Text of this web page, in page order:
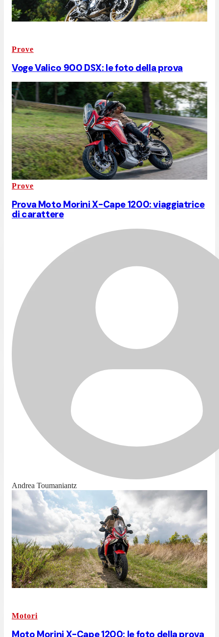
Prove
Voge Valico 900 DSX: le foto della prova
Prove
Prova Moto Morini X-Cape 1200: viaggiatrice
di carattere
Andrea Toumaniantz
Motori
Moto Morini X-Cape 1200: le foto della prova